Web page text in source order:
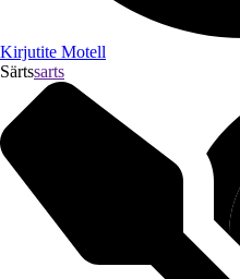
Kirjutite Motell
Särtssarts